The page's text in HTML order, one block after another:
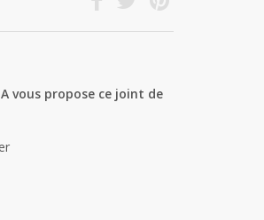
vous propose ce joint de